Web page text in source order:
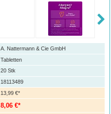
A. Nattermann & Cie GmbH
Tabletten
20 Stk
18113489
13,99 €*
8,06 €*